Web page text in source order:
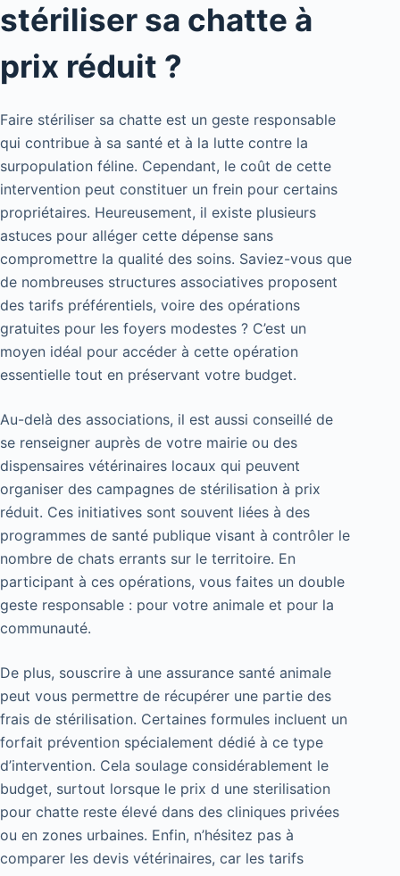
stériliser sa chatte à
prix réduit ?
Faire stériliser sa chatte est un geste responsable
qui contribue à sa santé et à la lutte contre la
surpopulation féline. Cependant, le coût de cette
intervention peut constituer un frein pour certains
propriétaires. Heureusement, il existe plusieurs
astuces pour alléger cette dépense sans
compromettre la qualité des soins. Saviez-vous que
de nombreuses structures associatives proposent
des tarifs préférentiels, voire des opérations
gratuites pour les foyers modestes ? C’est un
moyen idéal pour accéder à cette opération
essentielle tout en préservant votre budget.
Au-delà des associations, il est aussi conseillé de
se renseigner auprès de votre mairie ou des
dispensaires vétérinaires locaux qui peuvent
organiser des campagnes de stérilisation à prix
réduit. Ces initiatives sont souvent liées à des
programmes de santé publique visant à contrôler le
nombre de chats errants sur le territoire. En
participant à ces opérations, vous faites un double
geste responsable : pour votre animale et pour la
communauté.
De plus, souscrire à une assurance santé animale
peut vous permettre de récupérer une partie des
frais de stérilisation. Certaines formules incluent un
forfait prévention spécialement dédié à ce type
d’intervention. Cela soulage considérablement le
budget, surtout lorsque le prix d une sterilisation
pour chatte reste élevé dans des cliniques privées
ou en zones urbaines. Enfin, n’hésitez pas à
comparer les devis vétérinaires, car les tarifs